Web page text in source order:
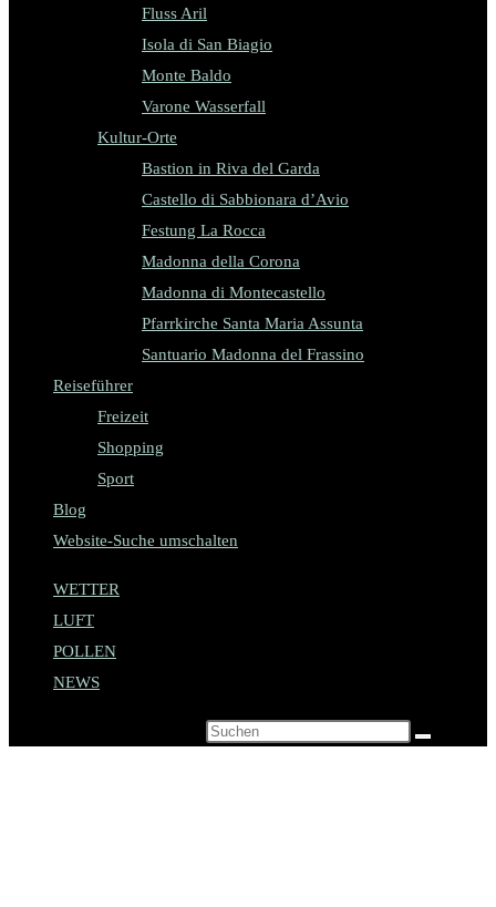
Fluss Aril
Isola di San Biagio
Monte Baldo
Varone Wasserfall
Kultur-Orte
Bastion in Riva del Garda
Castello di Sabbionara d’Avio
Festung La Rocca
Madonna della Corona
Madonna di Montecastello
Pfarrkirche Santa Maria Assunta
Santuario Madonna del Frassino
Reiseführer
Freizeit
Shopping
Sport
Blog
Website-Suche umschalten
WETTER
LUFT
POLLEN
NEWS